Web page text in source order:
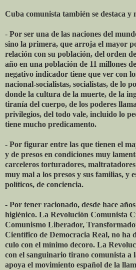
Cuba comunista también se destaca y
- Por ser una de las naciones del
sino la primera, que arroja el mayor
relación con su población, del orden
año en una población de 11 millones
negativo indicador tiene que ver con
nacional-socialistas, socialistas, de lo
donde la cultura de la muerte, de la
tiranía del cuerpo, de los poderes
privilegios, del todo vale, incluido lo
tiene mucho predicamento.
- Por figurar entre las que tienen el
y de presos en condiciones muy
carceleros torturadores,
muy mal a los presos y sus familias, y
políticos, de conciencia.
- Por tener racionado, desde hace
higiénico. La Revolución Comunista
Comunismo Liberador,
Científico de Democracia Real, no ha
culo con el mínimo decoro. La
con el sanguinario tirano comunista a
apoya el movimiento español de la